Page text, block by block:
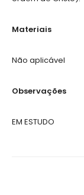
Materiais
Não aplicável
Observações
EM ESTUDO